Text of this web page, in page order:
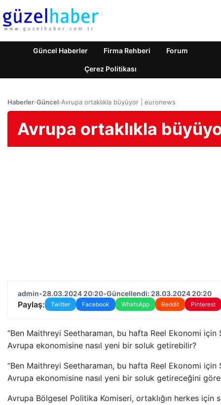
Güncel Haberler Firma Rehberi Forum
Çerez Politikası
Haberler›Güncel›Avrupa ortaklıkla büyüyor | euronews
Avrupa ortaklıkla
admin•28.03.2024 20:20•Güncellendi: 28.03.2024 20:20
Paylaş: Twitter Facebook WhatsApp Reddit Pinterest
“Ben Maithreyi Seetharaman, bu hafta Reel Ekonomi
Avrupa ekonomisine nasıl yeni bir soluk getirebilir?
“Ben Maithreyi Seetharaman, bu hafta Reel Ekonomi
Avrupa ekonomisine nasıl yeni bir soluk getireceğini
Avrupa Bölgesel Politika Komiseri, ortaklığın herkes için